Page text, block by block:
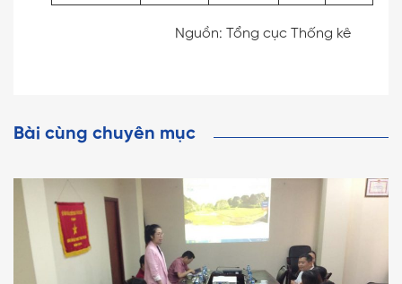
Nguồn: Tổng cục Thống kê
Bài cùng chuyên mục